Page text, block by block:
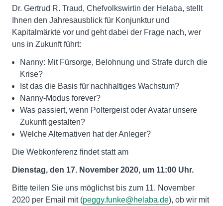
Dr. Gertrud R. Traud, Chefvolkswirtin der Helaba, stellt
Ihnen den Jahresausblick für Konjunktur und
Kapitalmärkte vor und geht dabei der Frage nach, wer
uns in Zukunft führt:
Nanny: Mit Fürsorge, Belohnung und Strafe durch die
Krise?
Ist das die Basis für nachhaltiges Wachstum?
Nanny-Modus forever?
Was passiert, wenn Poltergeist oder Avatar unsere
Zukunft gestalten?
Welche Alternativen hat der Anleger?
Die Webkonferenz findet statt am
Dienstag, den 17. November 2020, um 11:00 Uhr.
Bitte teilen Sie uns möglichst bis zum 11. November
2020 per Email mit (peggy.funke@helaba.de), ob wir mit